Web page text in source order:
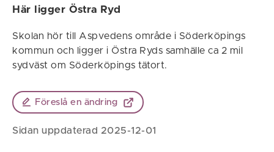
Här ligger Östra Ryd
Skolan hör till Aspvedens område i Söderköpings
kommun och ligger i Östra Ryds samhälle ca 2 mil
sydväst om Söderköpings tätort.
Föreslå en ändring
Sidan uppdaterad 2025-12-01